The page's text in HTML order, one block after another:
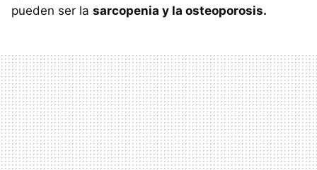
pueden ser la sarcopenia y la osteoporosis.